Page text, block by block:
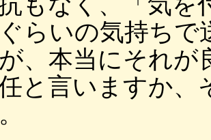
らいの気持ち
、本当にそれが
と言いますか、